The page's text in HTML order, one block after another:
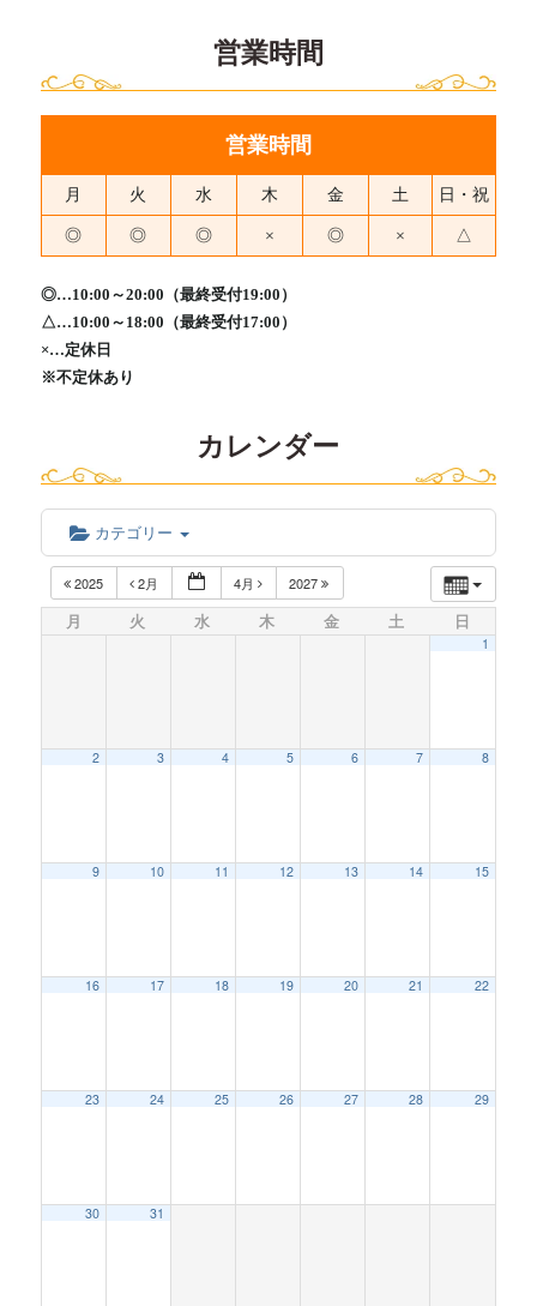
営業時間
営業時間
月 火 水 木 金 土 日・祝
◎ ◎ ◎ × ◎ × △
◎…10:00～20:00（最終受付19:00）
△…10:00～18:00（最終受付17:00）
×…定休日
※不定休あり
カレンダー
カテゴリー
2025 2月 4月 2027
月 火 水 木 金 土 日
1
2 3 4 5 6 7 8
9 10 11 12 13 14 15
16 17 18 19 20 21 22
23 24 25 26 27 28 29
30 31